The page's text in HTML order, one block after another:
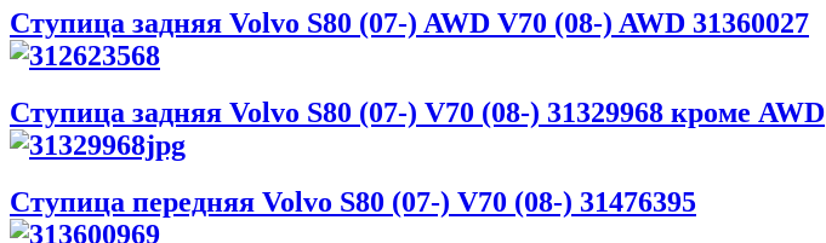
Ступица задняя Volvo S80 (07-) AWD V70 (08-) AWD 31360027
Ступица задняя Volvo S80 (07-) V70 (08-) 31329968 кроме AWD
Ступица передняя Volvo S80 (07-) V70 (08-) 31476395